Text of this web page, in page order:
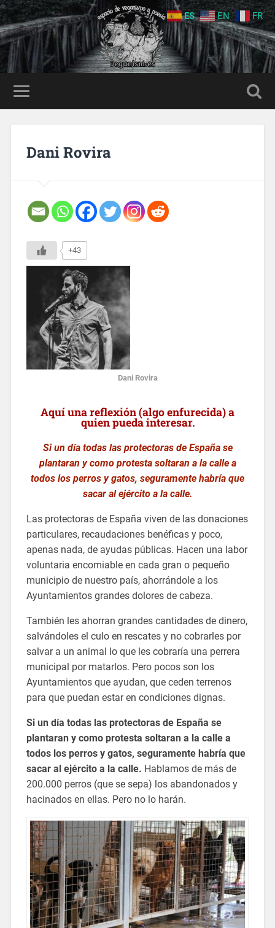
Dani Rovira
+43
Dani Rovira
Aquí una reflexión (algo enfurecida) a
quien pueda interesar.
Si un día todas las protectoras de España se
plantaran y como protesta soltaran a la calle a
todos los perros y gatos, seguramente habría que
sacar al ejército a la calle.
Las protectoras de España viven de las donaciones
particulares, recaudaciones benéficas y poco,
apenas nada, de ayudas públicas. Hacen una labor
voluntaria encomiable en cada gran o pequeño
municipio de nuestro país, ahorrándole a los
Ayuntamientos grandes dolores de cabeza.
También les ahorran grandes cantidades de dinero,
salvándoles el culo en rescates y no cobrarles por
salvar a un animal lo que les cobraría una perrera
municipal por matarlos. Pero pocos son los
Ayuntamientos que ayudan, que ceden terrenos
para que puedan estar en condiciones dignas.
Si un día todas las protectoras de España se
plantaran y como protesta soltaran a la calle a
todos los perros y gatos, seguramente habría que
sacar al ejército a la calle. Hablamos de más de
200.000 perros (que se sepa) los abandonados y
hacinados en ellas. Pero no lo harán.
ES EN FR